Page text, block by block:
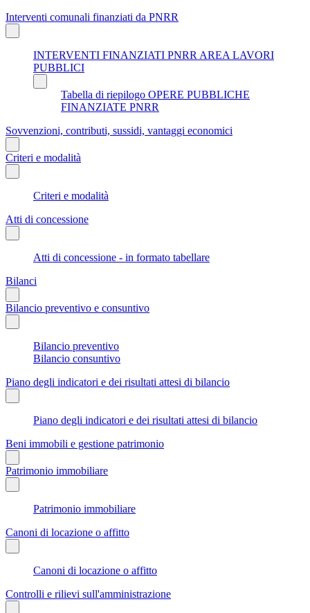
Interventi comunali finanziati da PNRR
INTERVENTI FINANZIATI PNRR AREA LAVORI
PUBBLICI
Tabella di riepilogo OPERE PUBBLICHE
FINANZIATE PNRR
Sovvenzioni, contributi, sussidi, vantaggi economici
Criteri e modalità
Criteri e modalità
Atti di concessione
Atti di concessione - in formato tabellare
Bilanci
Bilancio preventivo e consuntivo
Bilancio preventivo
Bilancio consuntivo
Piano degli indicatori e dei risultati attesi di bilancio
Piano degli indicatori e dei risultati attesi di bilancio
Beni immobili e gestione patrimonio
Patrimonio immobiliare
Patrimonio immobiliare
Canoni di locazione o affitto
Canoni di locazione o affitto
Controlli e rilievi sull'amministrazione